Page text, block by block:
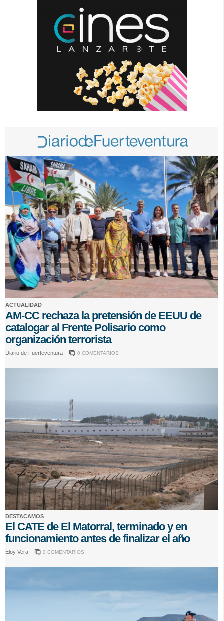
ACTUALIDAD
AM-CC rechaza la pretensión de EEUU de
catalogar al Frente Polisario como
organización terrorista
Diario de Fuerteventura 0 COMENTARIOS
DESTACAMOS
El CATE de El Matorral, terminado y en
funcionamiento antes de finalizar el año
Eloy Vera 0 COMENTARIOS